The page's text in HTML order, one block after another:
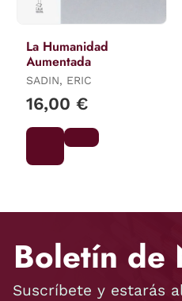
La Humanidad
Aumentada
SADIN, ERIC
16,00 €
Boletín de
Suscríbete y estarás